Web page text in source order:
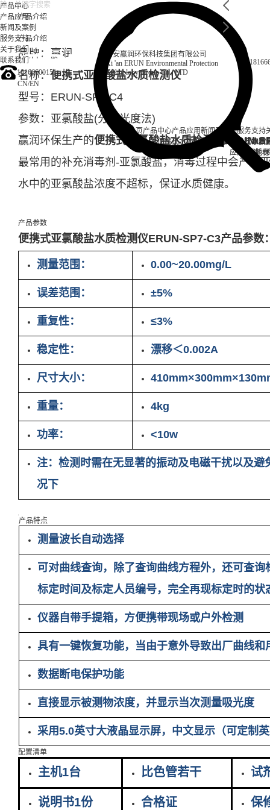
西安赢润环保科技集团有限公司
Xi 'an ERUN Environmental Protection
Technology Group Co., LTD
首页产品中心
便携式水质检测仪
实验室台式水质
试剂耗材
产品应用
循环冷却水饮
地
新闻及案例
企业资讯行业资
应用案例
服务支持
售后
产品中心
产品应用
新闻及案例
服务支持
关于我们
联系我们
18166600151
CN/EN
产品介绍
产品介绍
品牌：赢润
名称：便携式亚氯酸盐水质检测仪
型号：ERUN-SP7-C4
参数：亚氯酸盐(分光光度法)
赢润环保生产的便携式亚氯酸盐水质检测仪ERUN-
最常用的补充消毒剂-亚氯酸盐，消毒过程中会产生
水中的亚氯酸盐浓度不超标，保证水质健康。
产品参数
便携式亚氯酸盐水质检测仪ERUN-SP7-C3产品参数
测量范围： 0.00~20.00mg/L
误差范围： ±5%
重复性： ≤3%
稳定性： 漂移＜0.002A
尺寸大小：
重量： 4kg
功率： <10w
注：检测时需在无显著的振动及电磁干扰以及避
况下
产品特点
测量波长自动选择
可对曲线查询，除了查询曲线方程外，还可查
标定时间及标定人员编号，完全再现标定时的状
仪器自带手提箱，方便携带现场或户外检测
具有一键恢复功能，当由于意外导致出厂曲线
数据断电保护功能
直接显示被测物浓度，并显示当次测量吸光度
采用5.0英寸大液晶显示屏，中文显示（可定制
配置清单
主机1台 比色管若干 试
说明书1份 合格证 保